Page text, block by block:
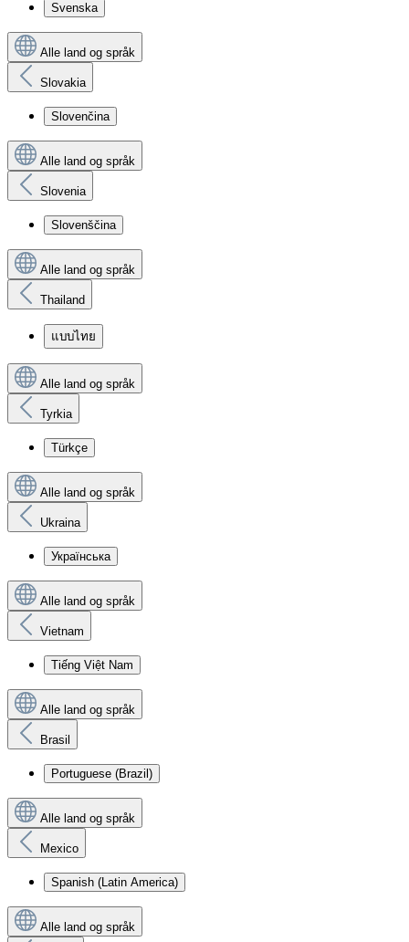
Svenska
Alle land og språk
Slovakia
Slovenčina
Alle land og språk
Slovenia
Slovenščina
Alle land og språk
Thailand
แบบไทย
Alle land og språk
Tyrkia
Türkçe
Alle land og språk
Ukraina
Українська
Alle land og språk
Vietnam
Tiếng Việt Nam
Alle land og språk
Brasil
Portuguese (Brazil)
Alle land og språk
Mexico
Spanish (Latin America)
Alle land og språk